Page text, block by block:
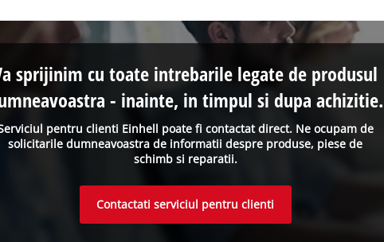
pentru clienti Einhell poate fi contactat direct. Ne ocupam de
solicitarile dumneavoastra de informatii despre produse, piese de
schimb si reparatii.
sprijinim cu toate intrebarile legate de produsul
- inainte, in timpul si dupa achizitie.
Contactati serviciul pentru clienti